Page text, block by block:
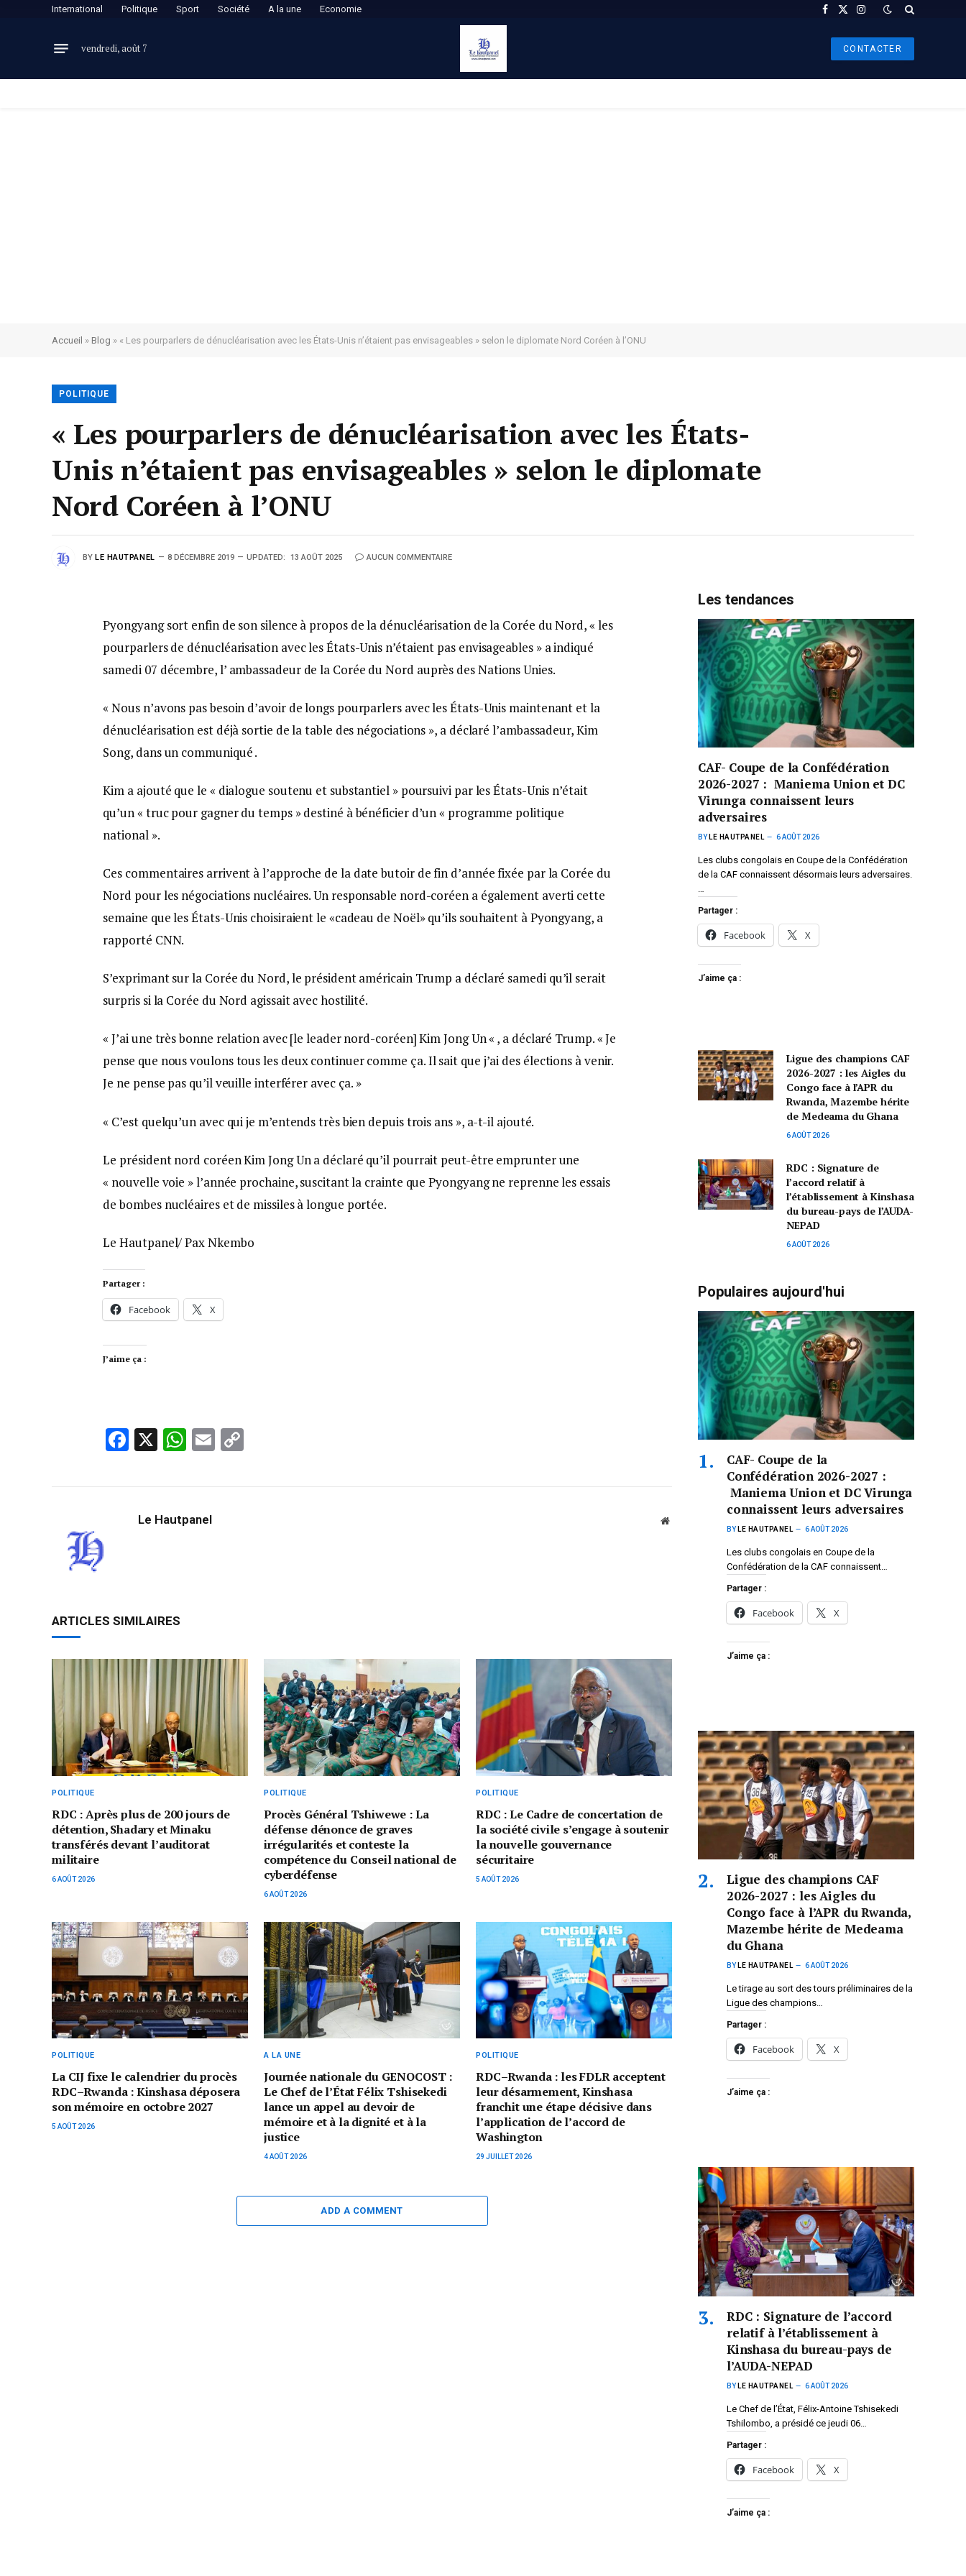
International Politique Sport Société A la une Economie Facebook
X
Instagram
vendredi, août 7 CONTACTER
Accueil » Blog » « Les pourparlers de dénucléarisation avec les États-Unis n’étaient pas envisageables » selon le diplomate Nord Coréen à l’ONU
POLITIQUE
« Les pourparlers de dénucléarisation avec les États-
Unis n’étaient pas envisageables » selon le diplomate
Nord Coréen à l’ONU
BY LE HAUTPANEL 8 DÉCEMBRE 2019 UPDATED: 13 AOÛT 2025 AUCUN COMMENTAIRE
Pyongyang sort enfin de son silence à propos de la dénucléarisation de la Corée du Nord, « les
pourparlers de dénucléarisation avec les États-Unis n’étaient pas envisageables » a indiqué
samedi 07 décembre, l’ ambassadeur de la Corée du Nord auprès des Nations Unies.
« Nous n’avons pas besoin d’avoir de longs pourparlers avec les États-Unis maintenant et la
dénucléarisation est déjà sortie de la table des négociations », a déclaré l’ambassadeur, Kim
Song, dans un communiqué .
Kim a ajouté que le « dialogue soutenu et substantiel » poursuivi par les États-Unis n’était
qu’un « truc pour gagner du temps » destiné à bénéficier d’un « programme politique
national ».
Ces commentaires arrivent à l’approche de la date butoir de fin d’année fixée par la Corée du
Nord pour les négociations nucléaires. Un responsable nord-coréen a également averti cette
semaine que les États-Unis choisiraient le «cadeau de Noël» qu’ils souhaitent à Pyongyang, a
rapporté CNN.
S’exprimant sur la Corée du Nord, le président américain Trump a déclaré samedi qu’il serait
surpris si la Corée du Nord agissait avec hostilité.
« J’ai une très bonne relation avec [le leader nord-coréen] Kim Jong Un « , a déclaré Trump. « Je
pense que nous voulons tous les deux continuer comme ça. Il sait que j’ai des élections à venir.
Je ne pense pas qu’il veuille interférer avec ça. »
« C’est quelqu’un avec qui je m’entends très bien depuis trois ans », a-t-il ajouté.
Le président nord coréen Kim Jong Un a déclaré qu’il pourrait peut-être emprunter une
« nouvelle voie » l’année prochaine, suscitant la crainte que Pyongyang ne reprenne les essais
de bombes nucléaires et de missiles à longue portée.
Le Hautpanel/ Pax Nkembo
Partager :
Facebook X
J’aime ça :
Facebook
X WhatsApp
Email
Le Hautpanel Website
ARTICLES SIMILAIRES
POLITIQUE
RDC : Après plus de 200 jours de
détention, Shadary et Minaku
transférés devant l’auditorat
militaire
6 AOÛT 2026
POLITIQUE
Procès Général Tshiwewe : La
défense dénonce de graves
irrégularités et conteste la
compétence du Conseil national de
cyberdéfense
6 AOÛT 2026
POLITIQUE
RDC : Le Cadre de concertation de
la société civile s’engage à soutenir
la nouvelle gouvernance
sécuritaire
5 AOÛT 2026
POLITIQUE
La CIJ fixe le calendrier du procès
RDC–Rwanda : Kinshasa déposera
son mémoire en octobre 2027
5 AOÛT 2026
A LA UNE
Journée nationale du GENOCOST :
Le Chef de l’État Félix Tshisekedi
lance un appel au devoir de
mémoire et à la dignité et à la
justice
4 AOÛT 2026
POLITIQUE
RDC–Rwanda : les FDLR acceptent
leur désarmement, Kinshasa
franchit une étape décisive dans
l’application de l’accord de
Washington
29 JUILLET 2026
ADD A COMMENT
Les tendances
CAF- Coupe de la Confédération
2026-2027 : Maniema Union et DC
Virunga connaissent leurs
adversaires
BY LE HAUTPANEL 6 AOÛT 2026
Les clubs congolais en Coupe de la Confédération
de la CAF connaissent désormais leurs adversaires.
…
Partager :
Facebook X
J’aime ça :
Ligue des champions CAF
2026-2027 : les Aigles du
Congo face à l’APR du
Rwanda, Mazembe hérite
de Medeama du Ghana
6 AOÛT 2026
RDC : Signature de
l’accord relatif à
l’établissement à Kinshasa
du bureau-pays de l’AUDA-
NEPAD
6 AOÛT 2026
Populaires aujourd'hui
CAF- Coupe de la
Confédération 2026-2027 :
Maniema Union et DC Virunga
connaissent leurs adversaires
BY LE HAUTPANEL 6 AOÛT 2026
Les clubs congolais en Coupe de la
Confédération de la CAF connaissent…
Partager :
Facebook X
J’aime ça :
Ligue des champions CAF
2026-2027 : les Aigles du
Congo face à l’APR du Rwanda,
Mazembe hérite de Medeama
du Ghana
BY LE HAUTPANEL 6 AOÛT 2026
Le tirage au sort des tours préliminaires de la
Ligue des champions…
Partager :
Facebook X
J’aime ça :
RDC : Signature de l’accord
relatif à l’établissement à
Kinshasa du bureau-pays de
l’AUDA-NEPAD
BY LE HAUTPANEL 6 AOÛT 2026
Le Chef de l’État, Félix-Antoine Tshisekedi
Tshilombo, a présidé ce jeudi 06…
Partager :
Facebook X
J’aime ça :